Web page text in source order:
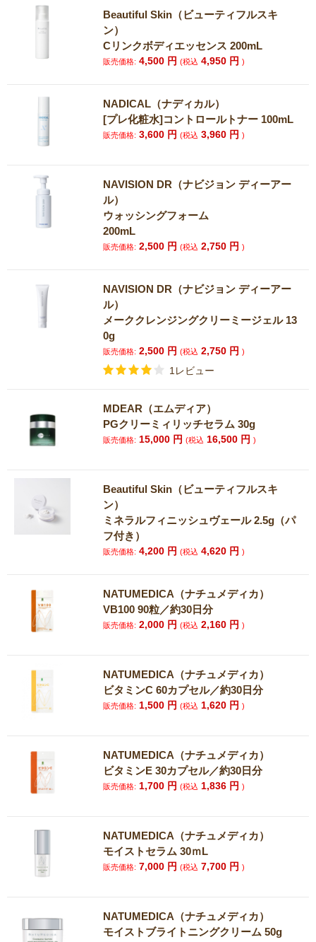
Beautiful Skin（ビューティフルスキ
ン）
Cリンクボディエッセンス 200mL
販売価格: 4,500 円(税込 4,950 円)
NADICAL（ナディカル）
[プレ化粧水]コントロールトナー 100mL
販売価格: 3,600 円(税込 3,960 円)
NAVISION DR（ナビジョン ディーアー
ル）
ウォッシングフォーム
200mL
販売価格: 2,500 円(税込 2,750 円)
NAVISION DR（ナビジョン ディーアー
ル）
メーククレンジングクリーミージェル 13
0g
販売価格: 2,500 円(税込 2,750 円)
1レビュー
MDEAR（エムディア）
PGクリーミィリッチセラム 30g
販売価格: 15,000 円(税込 16,500 円)
Beautiful Skin（ビューティフルスキ
ン）
ミネラルフィニッシュヴェール 2.5g（パ
フ付き）
販売価格: 4,200 円(税込 4,620 円)
NATUMEDICA（ナチュメディカ）
VB100 90粒／約30日分
販売価格: 2,000 円(税込 2,160 円)
NATUMEDICA（ナチュメディカ）
ビタミンC 60カプセル／約30日分
販売価格: 1,500 円(税込 1,620 円)
NATUMEDICA（ナチュメディカ）
ビタミンE 30カプセル／約30日分
販売価格: 1,700 円(税込 1,836 円)
NATUMEDICA（ナチュメディカ）
モイストセラム 30ｍL
販売価格: 7,000 円(税込 7,700 円)
NATUMEDICA（ナチュメディカ）
モイストブライトニングクリーム 50g